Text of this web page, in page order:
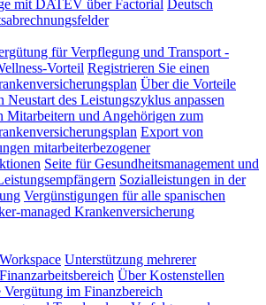
mit DATEV über Factorial Deutsch
für Verpflegung und Transport -
Vorteil Registrieren Sie einen
Über die Vorteile
Neustart des Leistungszyklus anpassen
Mitarbeitern und Angehörigen zum
Export von
mitarbeiterbezogener
Seite für Gesundheitsmanagement und
Sozialleistungen in der
Vergünstigungen für alle spanischen
managed Krankenversicherung
Unterstützung mehrerer
Über Kostenstellen
Vergütung im Finanzbereich